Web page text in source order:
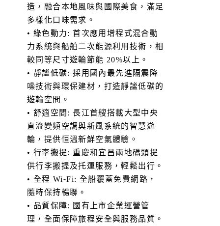
造，融合本地風味與國際美食，滿足
多樣化口味需求。
• 綠色動力: 首次應用增程式混合動
力系統與船舶二次能源利用技術，相
較同等尺寸遊輪節能 20%以上。
• 靜謐低碳: 採用國內最先進隔震降
噪技術與環保建材，打造靜謐低碳的
遊輪空間。
• 舒適空間: 長江首艘搭載大型中央
直流變頻空調與新風系統的智慧遊
輪，提供恒溫新鮮空氣體驗。
• 行李搬提: 重慶和宜昌兩地碼頭提
供行李搬提及托運服務，輕鬆出行。
• 全程 Wi-Fi: 全船覆蓋免費網路，
隨時保持暢聯。
• 品質保障: 國有上市企業運營管
理，全面保障旅程安全與服務品質。